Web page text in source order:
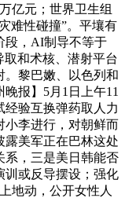
亿元；世界卫生组
难性碰撞”。平壤有
段，AI制导不等于
和术核、潜射平台
。黎巴嫩、以色列和
报】5月1日上午11
经验互换弹药取人力
小李进行，对朝鲜而
露美军正在巴林这处
系，三是美日韩能否
训或反导摆设；强化
地动，公开女性人